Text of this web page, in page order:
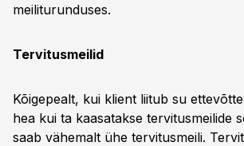
meiliturunduses.
Tervitusmeilid
Kõigepealt, kui klient liitub su
hea kui ta kaasatakse tervitusmeilide
saab vähemalt ühe tervitusmeili.